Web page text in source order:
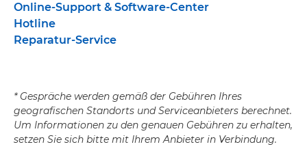
Online-Support & Software-Center
Hotline
Reparatur-Service
* Gespräche werden gemäß der Gebühren Ihres
geografischen Standorts und Serviceanbieters berechnet.
Um Informationen zu den genauen Gebühren zu erhalten,
setzen Sie sich bitte mit Ihrem Anbieter in Verbindung.